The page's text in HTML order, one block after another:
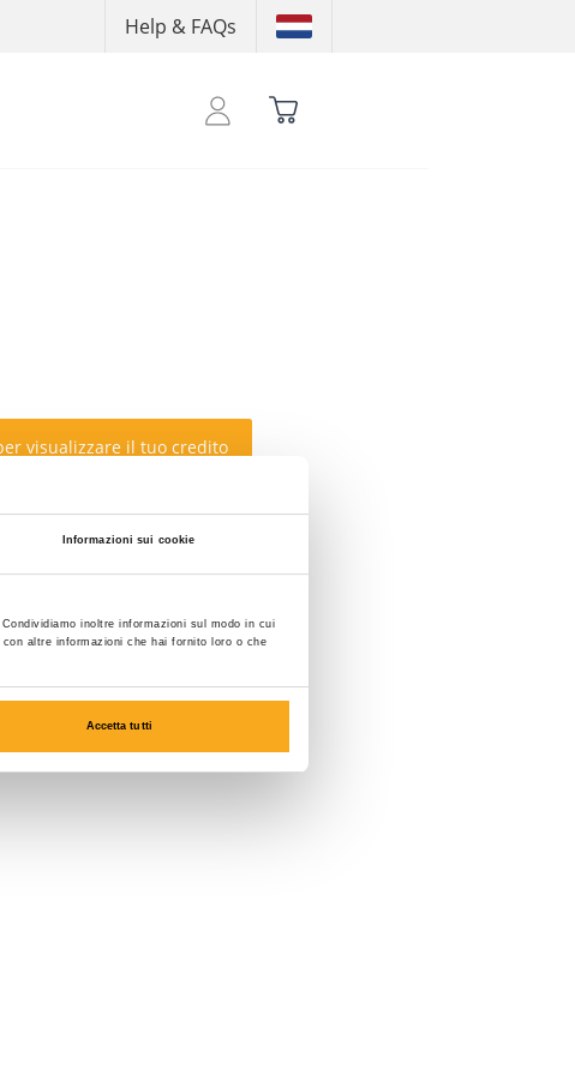
Informazioni sui cookie
inoltre informazioni sul modo in cui
altre informazioni che hai fornito loro o che
Accetta tutti
Help & FAQs
visualizzare il tuo credito